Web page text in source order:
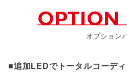
OPTION
オプション
■追加LEDでトータルコーディ